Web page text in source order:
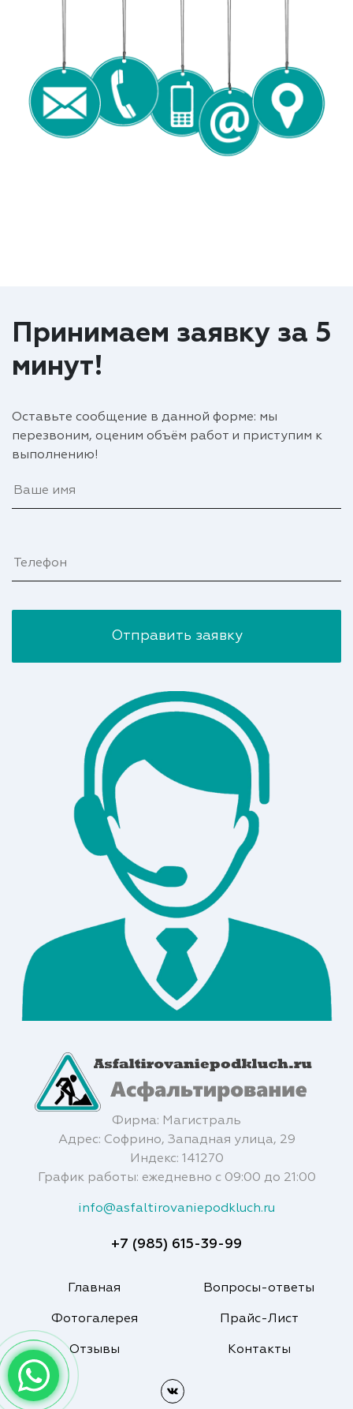
Принимаем заявку за 5
минут!
Оставьте сообщение в данной форме: мы
перезвоним, оценим объём работ и приступим к
выполнению!
Фирма: Магистраль
Адрес: Софрино, Западная улица, 29
Индекс: 141270
График работы: ежедневно с 09:00 до 21:00
info@asfaltirovaniepodkluch.ru
+7 (985) 615-39-99
Главная Вопросы-ответы
Фотогалерея Прайс-Лист
Отзывы Контакты